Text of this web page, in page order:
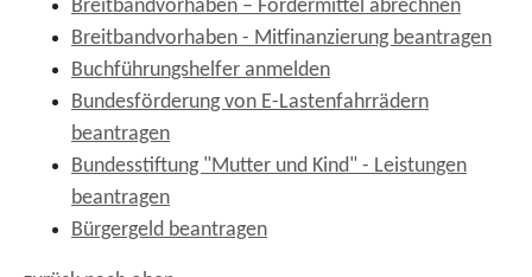
Breitbandvorhaben – Fördermittel abrechnen
Breitbandvorhaben - Mitfinanzierung beantragen
Buchführungshelfer anmelden
Bundesförderung von E-Lastenfahrrädern
beantragen
Bundesstiftung "Mutter und Kind" - Leistungen
beantragen
Bürgergeld beantragen